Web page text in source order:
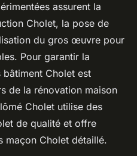
assurent la
Cholet, la pose de
du gros œuvre pour
Pour garantir la
Cholet est
de la rénovation maison
Cholet utilise des
de qualité et offre
maçon Cholet détaillé.